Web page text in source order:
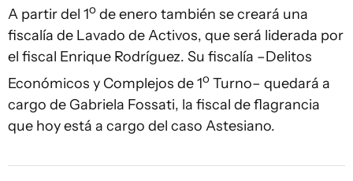
A partir del 1o de enero también se creará una
fiscalía de Lavado de Activos, que será liderada por
el fiscal Enrique Rodríguez. Su fiscalía –Delitos
Económicos y Complejos de 1o Turno– quedará a
cargo de Gabriela Fossati, la fiscal de flagrancia
que hoy está a cargo del caso Astesiano.